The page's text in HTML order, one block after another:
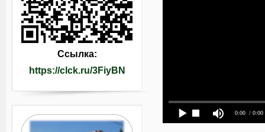
0:00 / 0:00
Ссылка:
https://clck.ru/3FiyBN